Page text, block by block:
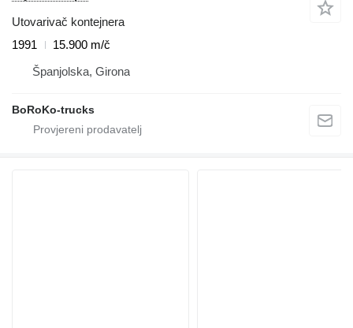
Utovarivač kontejnera
1991
15.900 m/č
Španjolska, Girona
BoRoKo-trucks